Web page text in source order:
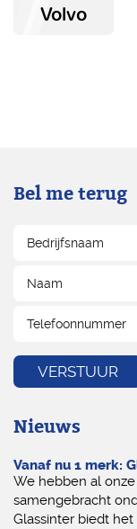
Volvo
Bel me terug
Nieuws
Vanaf nu 1 merk:
We hebben al
samengebracht
Glassinter biedt